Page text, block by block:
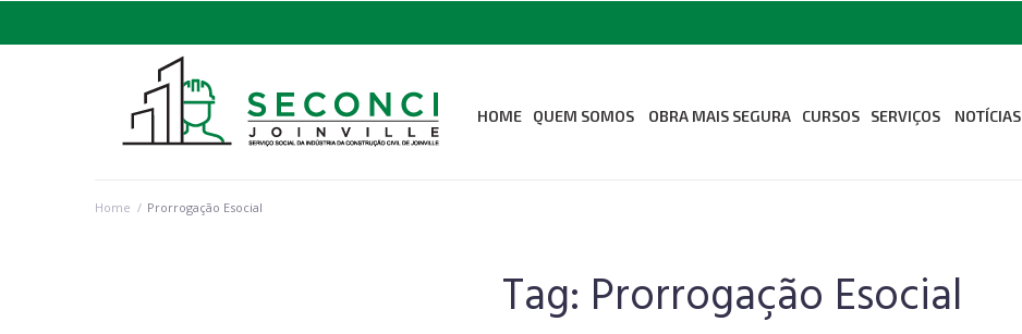
HOME QUEM SOMOS
Associe-se ao Seconci
OBRA MAIS SEGURA CURSOS SERVIÇOS NOTÍCIAS
Home / Prorrogação Esocial
Tag: Prorrogação Esocial